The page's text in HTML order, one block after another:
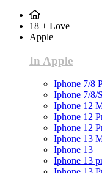
18 + Love
Apple
In Apple
Iphone 7/8
Iphone 7/8/
Iphone 12
Iphone 12
Iphone 12
Iphone 13
Iphone 13
Iphone 13